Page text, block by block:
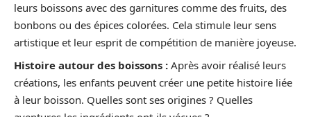
leurs boissons avec des garnitures comme des fruits, des
bonbons ou des épices colorées. Cela stimule leur sens
artistique et leur esprit de compétition de manière joyeuse.
Histoire autour des boissons : Après avoir réalisé leurs
créations, les enfants peuvent créer une petite histoire liée
à leur boisson. Quelles sont ses origines ? Quelles